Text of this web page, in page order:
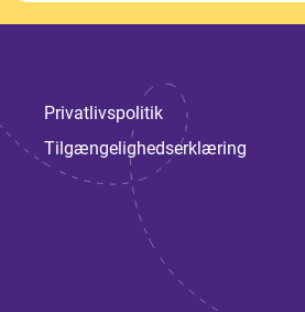
Privatlivspolitik
Tilgængelighedserklæring